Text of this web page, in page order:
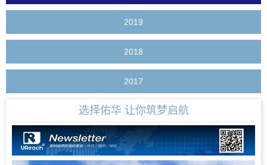
2019
2018
2017
选择佑华 让你筑梦启航